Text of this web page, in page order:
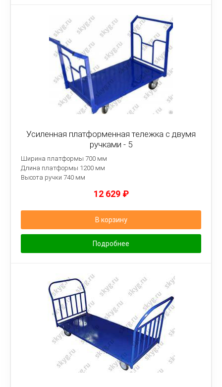
Усиленная платформенная тележка с двумя
ручками - 5
Ширина платформы 700 мм
Длина платформы 1200 мм
Высота ручки 740 мм
12 629 ₽
В корзину
Подробнее